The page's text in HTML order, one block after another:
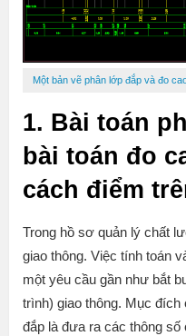
Một bản vẽ phân lớp đắp và đo
1. Bài toán
bài toán đo
cách điểm
Trong hồ sơ quản lý chất
giao thông. Việc tính toán
một yêu cầu gần như bắt
trình) giao thông. Mục
đắp là đưa ra các thông số